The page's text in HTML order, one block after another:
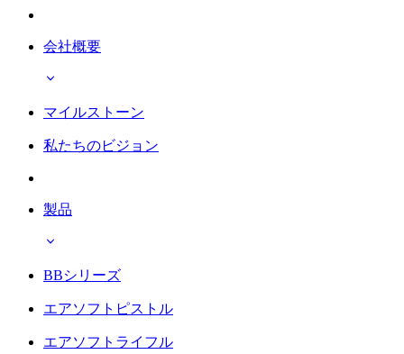
会社概要
マイルストーン
私たちのビジョン
製品
BBシリーズ
エアソフトピストル
エアソフトライフル